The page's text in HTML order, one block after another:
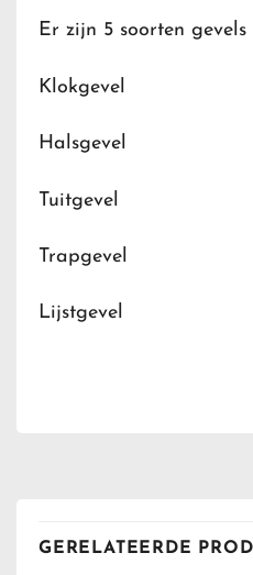
Er zijn 5 soorten
Klokgevel
Halsgevel
Tuitgevel
Trapgevel
Lijstgevel
GERELATEERDE